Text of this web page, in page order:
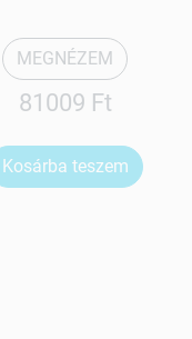
MEGNÉZEM
81009 Ft
Kosárba teszem